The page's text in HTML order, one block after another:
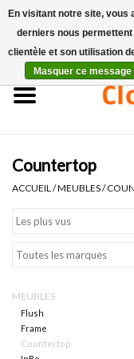
Accueil
Ensembles de lave-mains
Toilettes
Robinets & vidanges
Meubles
Countertop
ACCUEIL /MEUBLES/
MEUBLES
Flush
Frame
Countertop
En visitant notre site, vous
derniers nous
clientèle et son utilisation
Masquer ce message